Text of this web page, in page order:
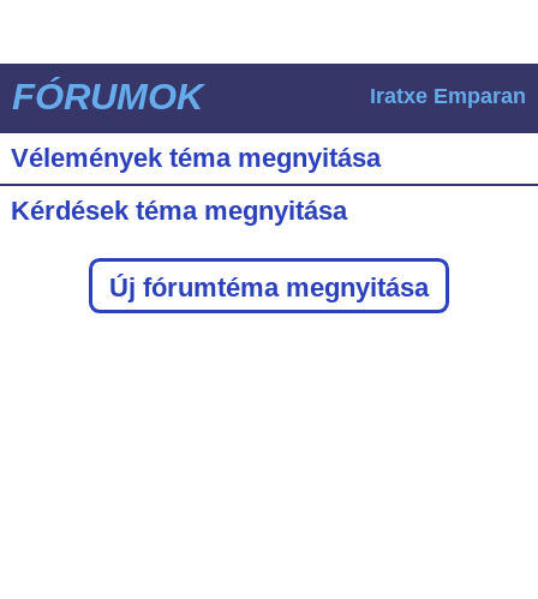
FÓRUMOK Iratxe Emparan
Vélemények téma megnyitása
Kérdések téma megnyitása
Új fórumtéma megnyitása